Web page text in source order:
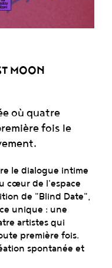
MOON
où quatre
fois le
le dialogue intime
cœur de l'espace
de "Blind Date",
unique : une
artistes qui
première fois.
spontanée et